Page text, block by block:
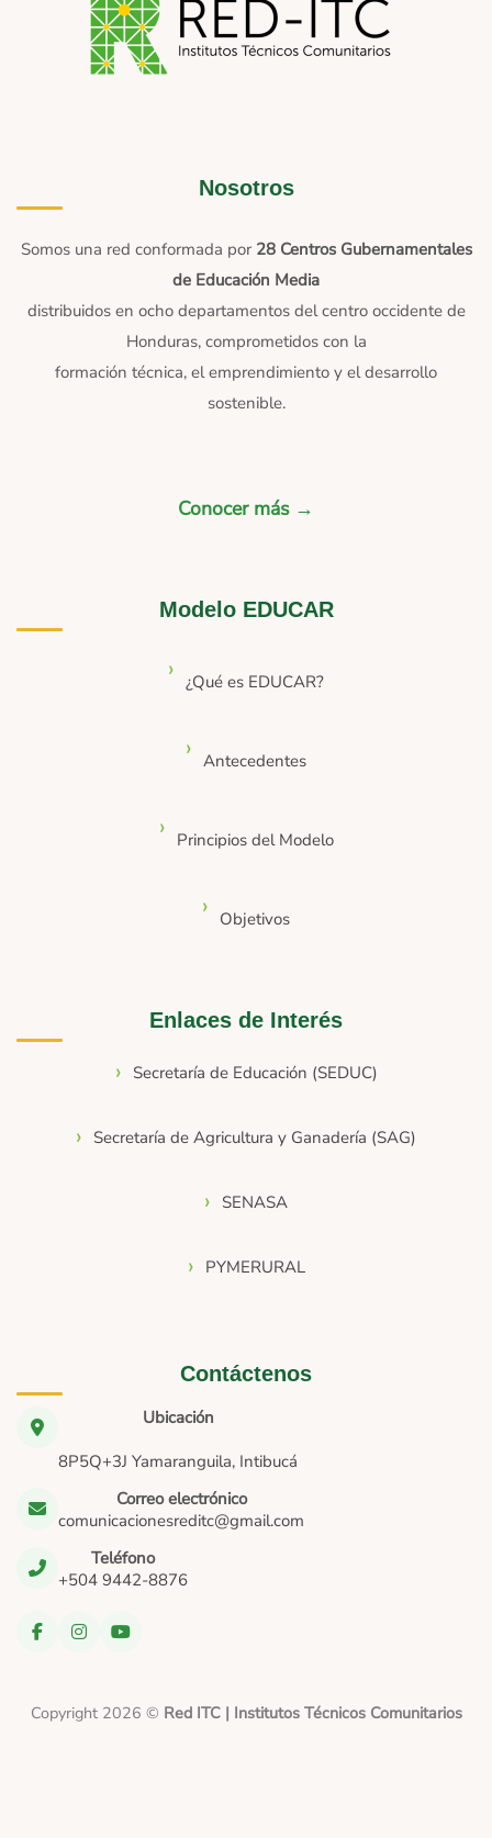
Nosotros
Somos una red conformada por 28 Centros Gubernamentales
de Educación Media
distribuidos en ocho departamentos del centro occidente de
Honduras, comprometidos con la
formación técnica, el emprendimiento y el desarrollo
sostenible.
Conocer más →
Modelo EDUCAR
¿Qué es EDUCAR?
Antecedentes
Principios del Modelo
Objetivos
Enlaces de Interés
Secretaría de Educación (SEDUC)
Secretaría de Agricultura y Ganadería (SAG)
SENASA
PYMERURAL
Contáctenos
Ubicación
8P5Q+3J Yamaranguila, Intibucá
Correo electrónico
comunicacionesreditc@gmail.com
Teléfono
+504 9442-8876
Copyright 2026 © Red ITC | Institutos Técnicos Comunitarios